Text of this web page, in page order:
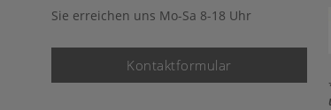
Sie erreichen uns Mo-Sa 8-18 Uhr
Kontaktformular